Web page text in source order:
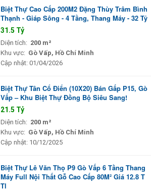
Biệt Thự Cao Cấp 200M2 Đặng Thùy Trâm Bình
Thạnh - Giáp Sông - 4 Tầng, Thang Máy - 32 Tỷ
31.5 Tỷ
Diện tích: 200 m²
Khu vực: Gò Vấp, Hồ Chí Minh
Cập nhật: 01/04/2026
Biệt Thự Tân Cổ Điển (10X20) Bán Gấp P15, Gò
Vấp – Khu Biệt Thự Đồng Bộ Siêu Sang!
21.5 Tỷ
Diện tích: 200 m²
Khu vực: Gò Vấp, Hồ Chí Minh
Cập nhật: 10/12/2025
Biệt Thự Lê Văn Thọ P9 Gò Vấp 6 Tầng Thang
Máy Full Nội Thất Gỗ Cao Cấp 80M² Giá 12.8 T
Tl